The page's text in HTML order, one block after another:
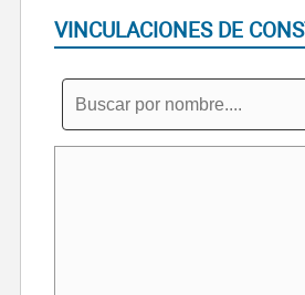
VINCULACIONES DE